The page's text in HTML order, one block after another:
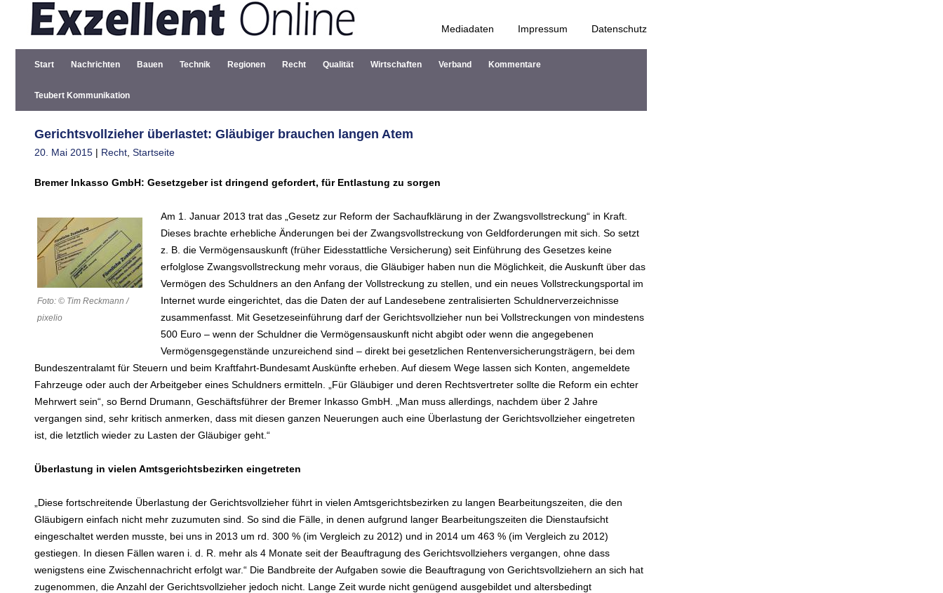
Mediadaten Impressum Datenschutz
Zum Inhalt springen
Start Nachrichten Bauen Technik Regionen Recht Qualität Wirtschaften Verband Kommentare
Teubert Kommunikation
Gerichtsvollzieher überlastet: Gläubiger brauchen langen Atem
20. Mai 2015 | Recht Startseite
Bremer Inkasso GmbH: Gesetzgeber ist dringend gefordert, für Entlastung zu sorgen
Foto: © Tim Reckmann /
pixelio
Am 1. Januar 2013 trat das „Gesetz zur Reform der Sachaufklärung in der Zwangsvollstreckung“ in Kraft.
Dieses brachte erhebliche Änderungen bei der Zwangsvollstreckung von Geldforderungen mit sich. So setzt
z. B. die Vermögensauskunft (früher Eidesstattliche Versicherung) seit Einführung des Gesetzes keine
erfolglose Zwangsvollstreckung mehr voraus, die Gläubiger haben nun die Möglichkeit, die Auskunft über das
Vermögen des Schuldners an den Anfang der Vollstreckung zu stellen, und ein neues Vollstreckungsportal im
Internet wurde eingerichtet, das die Daten der auf Landesebene zentralisierten Schuldnerverzeichnisse
zusammenfasst. Mit Gesetzeseinführung darf der Gerichtsvollzieher nun bei Vollstreckungen von mindestens
500 Euro – wenn der Schuldner die Vermögensauskunft nicht abgibt oder wenn die angegebenen
Vermögensgegenstände unzureichend sind – direkt bei gesetzlichen Rentenversicherungsträgern, bei dem
Bundeszentralamt für Steuern und beim Kraftfahrt-Bundesamt Auskünfte erheben. Auf diesem Wege lassen sich Konten, angemeldete
Fahrzeuge oder auch der Arbeitgeber eines Schuldners ermitteln. „Für Gläubiger und deren Rechtsvertreter sollte die Reform ein echter
Mehrwert sein“, so Bernd Drumann, Geschäftsführer der Bremer Inkasso GmbH. „Man muss allerdings, nachdem über 2 Jahre
vergangen sind, sehr kritisch anmerken, dass mit diesen ganzen Neuerungen auch eine Überlastung der Gerichtsvollzieher eingetreten
ist, die letztlich wieder zu Lasten der Gläubiger geht.“
Überlastung in vielen Amtsgerichtsbezirken eingetreten
„Diese fortschreitende Überlastung der Gerichtsvollzieher führt in vielen Amtsgerichtsbezirken zu langen Bearbeitungszeiten, die den
Gläubigern einfach nicht mehr zuzumuten sind. So sind die Fälle, in denen aufgrund langer Bearbeitungszeiten die Dienstaufsicht
eingeschaltet werden musste, bei uns in 2013 um rd. 300 % (im Vergleich zu 2012) und in 2014 um 463 % (im Vergleich zu 2012)
gestiegen. In diesen Fällen waren i. d. R. mehr als 4 Monate seit der Beauftragung des Gerichtsvollziehers vergangen, ohne dass
wenigstens eine Zwischennachricht erfolgt war.“ Die Bandbreite der Aufgaben sowie die Beauftragung von Gerichtsvollziehern an sich hat
zugenommen, die Anzahl der Gerichtsvollzieher jedoch nicht. Lange Zeit wurde nicht genügend ausgebildet und altersbedingt